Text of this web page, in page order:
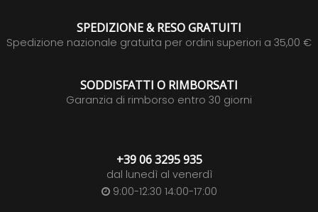
SPEDIZIONE & RESO GRATUITI
Spedizione nazionale gratuita per ordini superiori a 35,00 €
SODDISFATTI O RIMBORSATI
Garanzia di rimborso entro 30 giorni
+39 06 3295 935
dal lunedì al venerdì
9:00-12:30 14:00-17:00